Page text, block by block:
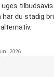
har du stadig
2026